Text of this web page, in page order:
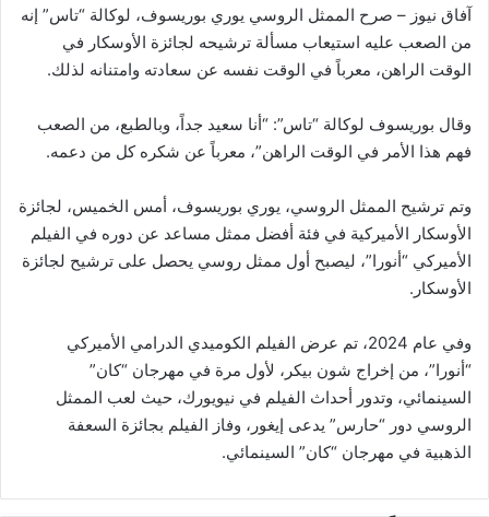
آفاق نيوز – صرح الممثل الروسي يوري بوريسوف، لوكالة “تاس” إنه
من الصعب عليه استيعاب مسألة ترشيحه لجائزة الأوسكار في
الوقت الراهن، معرباً في الوقت نفسه عن سعادته وامتنانه لذلك.
وقال بوريسوف لوكالة “تاس”: “أنا سعيد جداً، وبالطبع، من الصعب
فهم هذا الأمر في الوقت الراهن”، معرباً عن شكره كل من دعمه.
وتم ترشيح الممثل الروسي، يوري بوريسوف، أمس الخميس، لجائزة
الأوسكار الأميركية في فئة أفضل ممثل مساعد عن دوره في الفيلم
الأميركي “أنورا”، ليصبح أول ممثل روسي يحصل على ترشيح لجائزة
الأوسكار.
وفي عام 2024، تم عرض الفيلم الكوميدي الدرامي الأميركي
“أنورا”، من إخراج شون بيكر، لأول مرة في مهرجان “كان”
السينمائي، وتدور أحداث الفيلم في نيويورك، حيث لعب الممثل
الروسي دور “حارس” يدعى إيغور، وفاز الفيلم بجائزة السعفة
الذهبية في مهرجان “كان” السينمائي.